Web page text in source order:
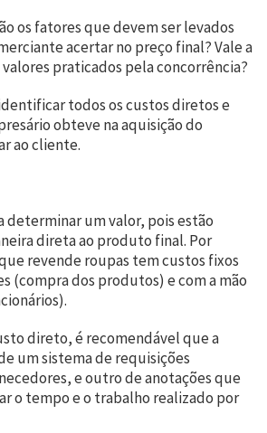
os fatores que devem ser levados
acertar no preço final? Vale a
praticados pela concorrência?
todos os custos diretos e
obteve na aquisição do
ao cliente.
determinar um valor, pois estão
direta ao produto final. Por
revende roupas tem custos fixos
(compra dos produtos) e com a mão
direto, é recomendável que a
um sistema de requisições
e outro de anotações que
o tempo e o trabalho realizado por